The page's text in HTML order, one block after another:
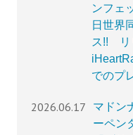
ンフェ
日世界
ス!! リ
でのプ
2026.06.17
マドン
ーペン